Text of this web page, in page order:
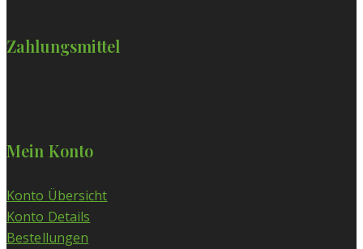
Zahlungsmittel
Mein Konto
Konto Übersicht
Konto Details
Bestellungen